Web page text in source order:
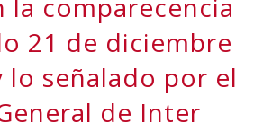
la comparecencia
21 de diciembre
lo señalado por el
de Inter